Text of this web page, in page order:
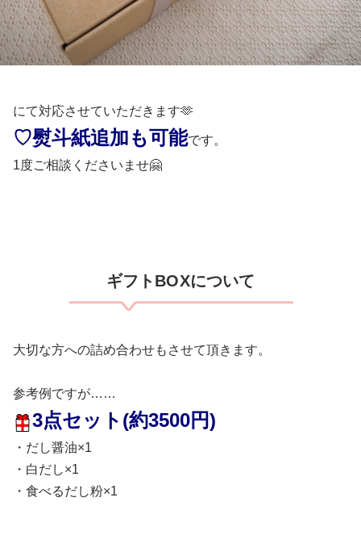
にて対応させていただきます🫶
♡熨斗紙追加も可能です。
1度ご相談くださいませ🤗
​ギフトBOXについて
大切な方への詰め合わせもさせて頂きます。
参考例ですが……
3点セット(約3500円)
・だし醤油×1
・白だし×1
・食べるだし粉×1